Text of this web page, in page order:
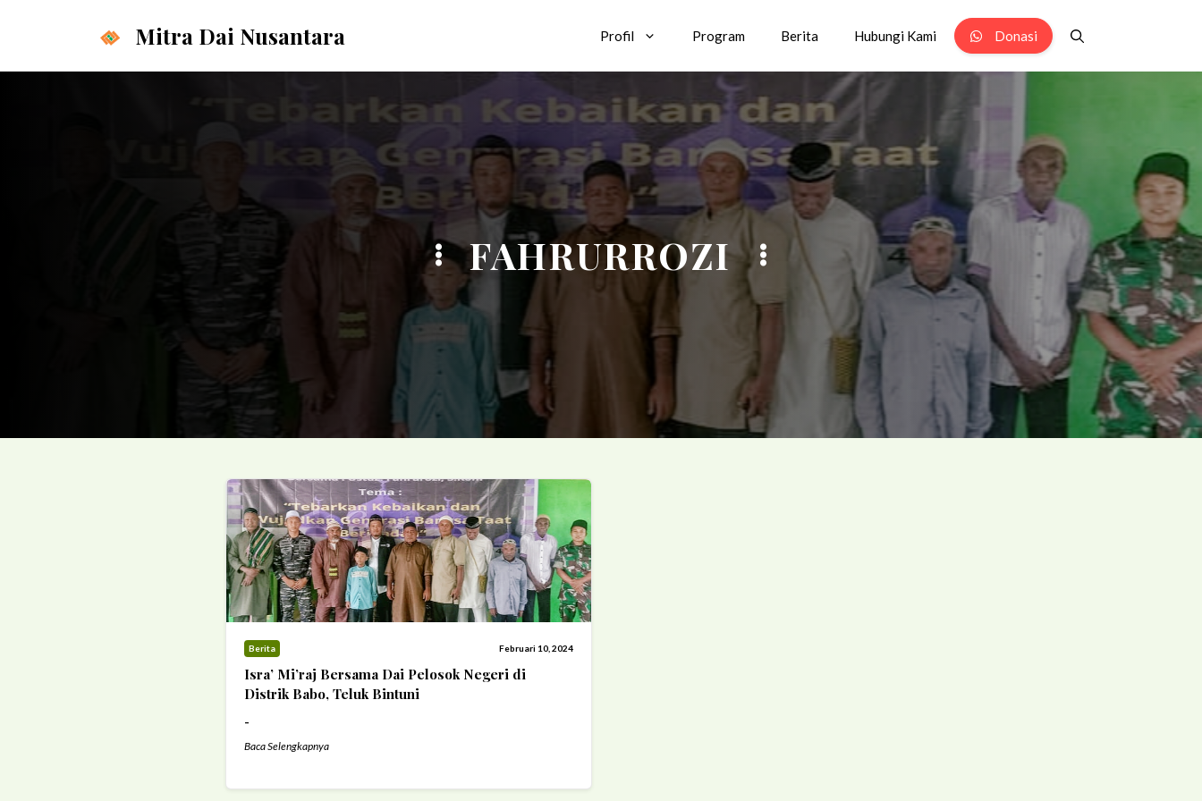
Mitra Dai Nusantara Profil Program Berita Hubungi Kami Donasi
FAHRURROZI
Berita Februari 10, 2024
Isra’ Mi’raj Bersama Dai Pelosok Negeri di
Distrik Babo, Teluk Bintuni
-
Baca Selengkapnya